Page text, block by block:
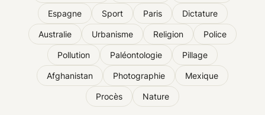
Espagne Sport Paris Dictature
Australie Urbanisme Religion Police
Pollution Paléontologie Pillage
Afghanistan Photographie Mexique
Procès Nature